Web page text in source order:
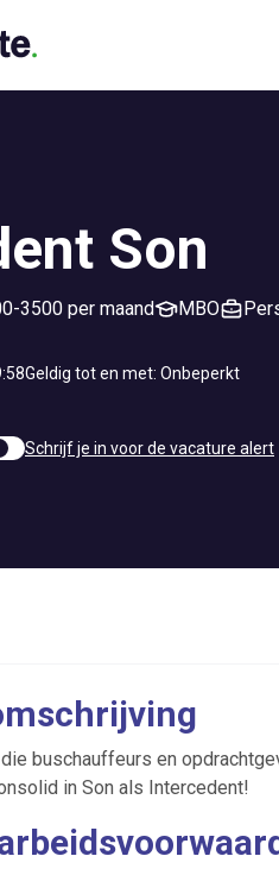
Son
3500 per maand MBO
Geldig tot en met: Onbeperkt
Schrijf je in voor de vacature alert
buschauffeurs en
in Son als Intercedent!